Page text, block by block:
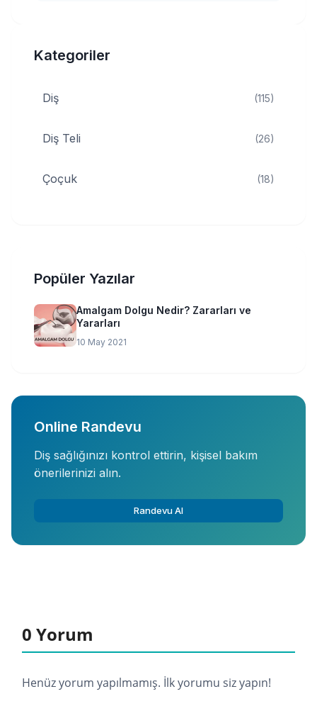
Kategoriler
Diş (115)
Diş Teli (26)
Çoçuk (18)
Popüler Yazılar
Amalgam Dolgu Nedir? Zararları ve
Yararları
10 May 2021
Online Randevu
Diş sağlığınızı kontrol ettirin, kişisel bakım
önerilerinizi alın.
Randevu Al
0 Yorum
Henüz yorum yapılmamış. İlk yorumu siz yapın!